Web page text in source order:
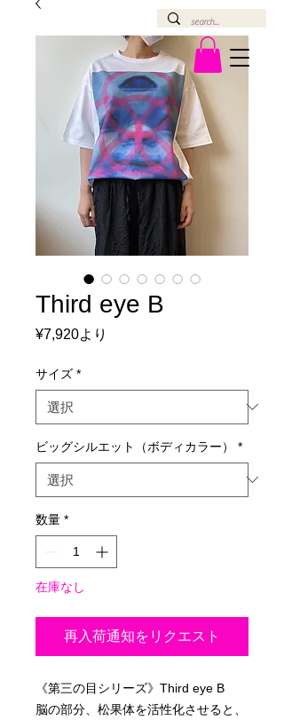
Third eye B
¥7,920より
価
サイズ *
ビッグシルエット（ボディカラー） *
数量 *
在庫なし
再入荷通知をリクエスト
《第三の目シリーズ》Third eye B
脳の部分、松果体を活性化させると、